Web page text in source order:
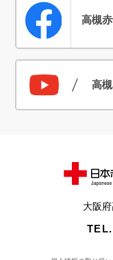
高槻
高
大阪
TEL.